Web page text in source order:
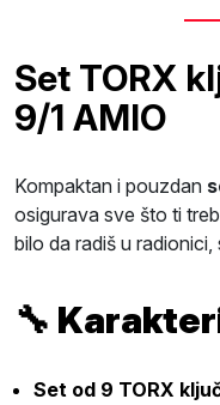
Set TORX
9/1 AMIO
Kompaktan i pouzdan
osigurava sve što ti
bilo da radiš u
🔧
Set od 9 TORX